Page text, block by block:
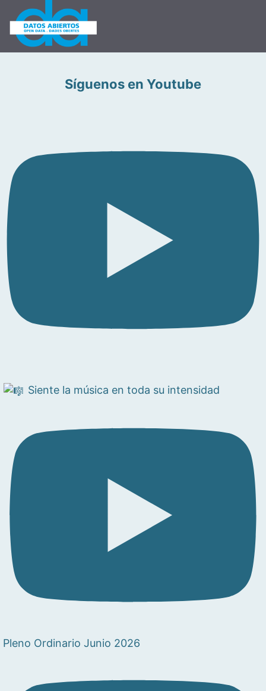
Síguenos en Youtube
Siente la música en toda su intensidad
Pleno Ordinario Junio 2026